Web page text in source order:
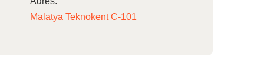
Malatya Teknokent C-101